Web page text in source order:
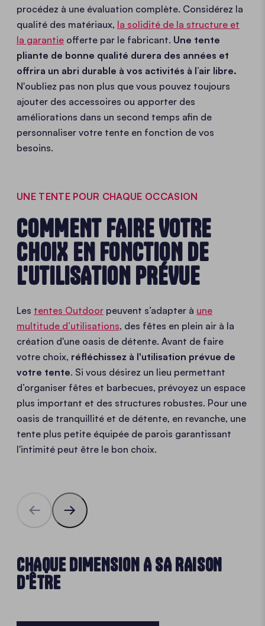
procédez à une évaluation complète. Considérez la
qualité des matériaux, la solidité de la structure et
la garantie offerte par le fabricant. Une tente
pliante de bonne qualité durera des années et
offrira un abri durable à vos activités à l’air libre.
N'oubliez pas non plus que vous pouvez toujours
ajouter des accessoires ou apporter des
améliorations dans un second temps afin de
personnaliser votre tente en fonction de vos
besoins.
UNE TENTE POUR CHAQUE OCCASION
COMMENT FAIRE VOTRE
CHOIX EN FONCTION DE
L'UTILISATION PRÉVUE
Les tentes Outdoor peuvent s’adapter à une
multitude d’utilisations, des fêtes en plein air à la
création d'une oasis de détente. Avant de faire
votre choix, réfléchissez à l'utilisation prévue de
votre tente. Si vous désirez un lieu permettant
d’organiser fêtes et barbecues, prévoyez un espace
plus important et des structures robustes. Pour une
oasis de tranquillité et de détente, en revanche, une
tente plus petite équipée de parois garantissant
l'intimité peut être le bon choix.
CHAQUE DIMENSION A SA RAISON
D'ÊTRE